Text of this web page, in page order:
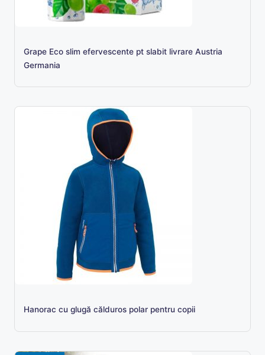
Grape Eco slim efervescente pt slabit livrare Austria
Germania
Hanorac cu glugă călduros polar pentru copii